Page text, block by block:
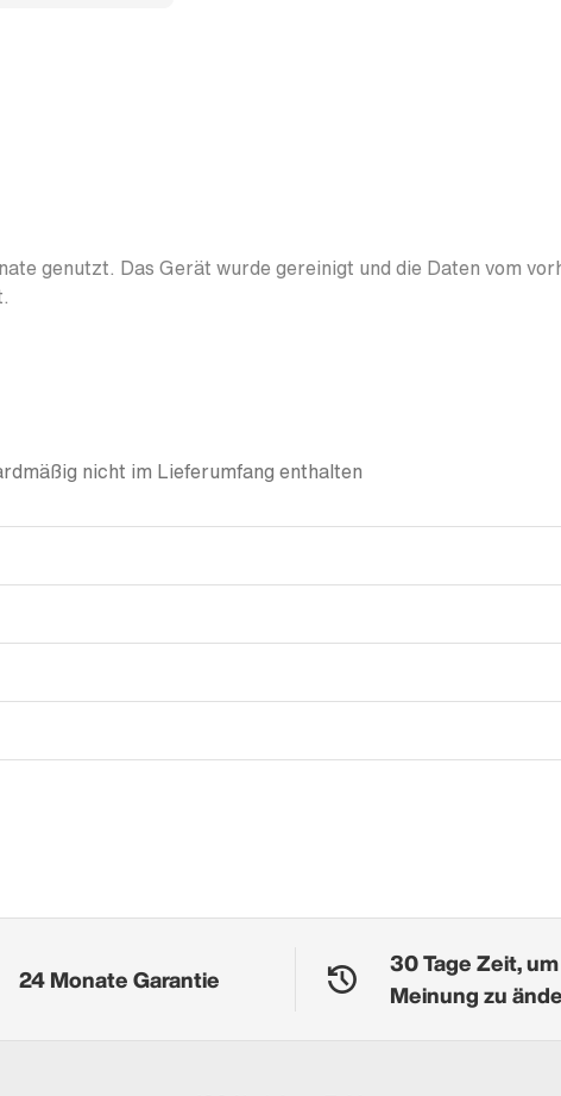
genutzt. Das Gerät wurde gereinigt und die Daten vom
nicht im Lieferumfang enthalten
24 Monate Garantie
30 Tage Zeit,
Meinung zu